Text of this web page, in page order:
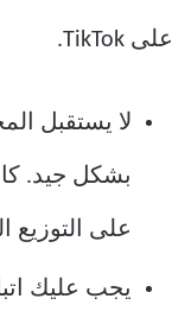
على TikTok.
بشكل جيد.
على التوزيع
يجب عليك